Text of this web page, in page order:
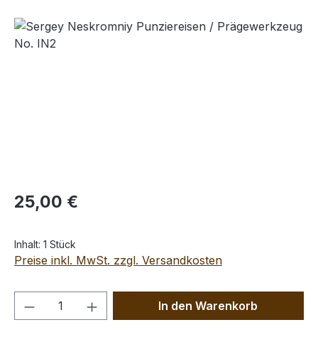
Bildergalerie überspringen
Regulärer Preis:
25,00 €
Inhalt: 1 Stück
Preise inkl. MwSt. zzgl. Versandkosten
Produkt Anzahl: Gib denIn den Warenkorb